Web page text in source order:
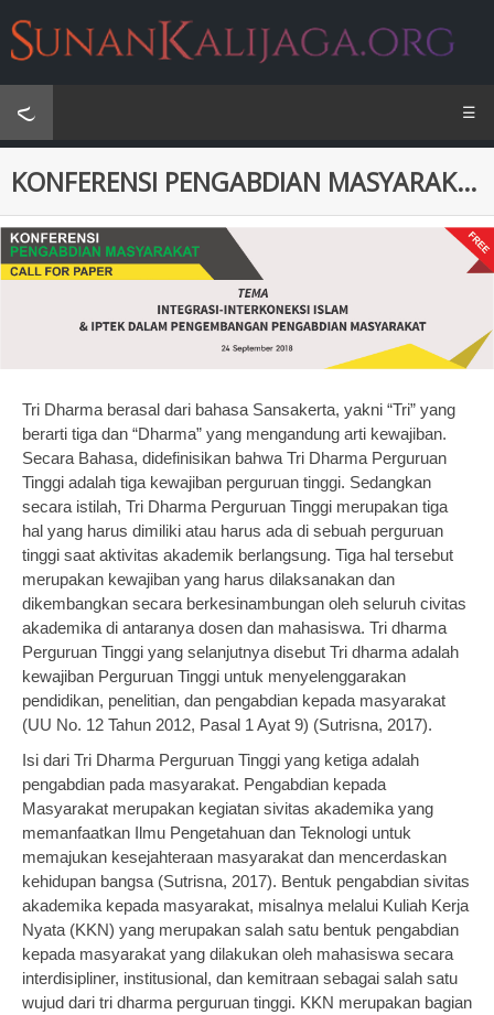
☰
KONFERENSI PENGABDIAN MASYARAKAT 2018
Tri Dharma berasal dari bahasa Sansakerta, yakni “Tri” yang
berarti tiga dan “Dharma” yang mengandung arti kewajiban.
Secara Bahasa, didefinisikan bahwa Tri Dharma Perguruan
Tinggi adalah tiga kewajiban perguruan tinggi. Sedangkan
secara istilah, Tri Dharma Perguruan Tinggi merupakan tiga
hal yang harus dimiliki atau harus ada di sebuah perguruan
tinggi saat aktivitas akademik berlangsung. Tiga hal tersebut
merupakan kewajiban yang harus dilaksanakan dan
dikembangkan secara berkesinambungan oleh seluruh civitas
akademika di antaranya dosen dan mahasiswa. Tri dharma
Perguruan Tinggi yang selanjutnya disebut Tri dharma adalah
kewajiban Perguruan Tinggi untuk menyelenggarakan
pendidikan, penelitian, dan pengabdian kepada masyarakat
(UU No. 12 Tahun 2012, Pasal 1 Ayat 9) (Sutrisna, 2017).
Isi dari Tri Dharma Perguruan Tinggi yang ketiga adalah
pengabdian pada masyarakat. Pengabdian kepada
Masyarakat merupakan kegiatan sivitas akademika yang
memanfaatkan Ilmu Pengetahuan dan Teknologi untuk
memajukan kesejahteraan masyarakat dan mencerdaskan
kehidupan bangsa (Sutrisna, 2017). Bentuk pengabdian sivitas
akademika kepada masyarakat, misalnya melalui Kuliah Kerja
Nyata (KKN) yang merupakan salah satu bentuk pengabdian
kepada masyarakat yang dilakukan oleh mahasiswa secara
interdisipliner, institusional, dan kemitraan sebagai salah satu
wujud dari tri dharma perguruan tinggi. KKN merupakan bagian